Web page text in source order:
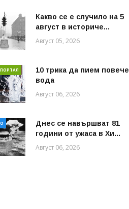
Какво се е случило на 5
август в историче...
Август 05, 2026
10 трика да пием повече
вода
Август 06, 2026
Днес се навършват 81
години от ужаса в Хи...
Август 06, 2026